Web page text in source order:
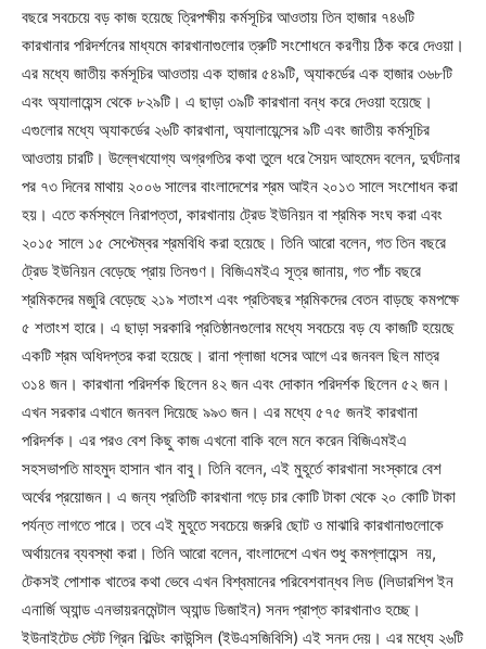
বছরে সবচেয়ে বড় কাজ হয়েছে ত্রিপক্ষীয় কর্মসূচির আওতায় তিন হাজার ৭৪৬টি
কারখানার পরিদর্শনের মাধ্যমে কারখানাগুলোর ত্রুটি সংশোধনে করণীয় ঠিক করে দেওয়া।
এর মধ্যে জাতীয় কর্মসূচির আওতায় এক হাজার ৫৪৯টি, অ্যাকর্ডের এক হাজার ৩৬৮টি
এবং অ্যালায়েন্স থেকে ৮২৯টি। এ ছাড়া ৩৯টি কারখানা বন্ধ করে দেওয়া হয়েছে।
এগুলোর মধ্যে অ্যাকর্ডের ২৬টি কারখানা, অ্যালায়েন্সের ৯টি এবং জাতীয় কর্মসূচির
আওতায় চারটি। উল্লেখযোগ্য অগ্রগতির কথা তুলে ধরে সৈয়দ আহমেদ বলেন, দুর্ঘটনার
পর ৭৩ দিনের মাথায় ২০০৬ সালের বাংলাদেশের শ্রম আইন ২০১৩ সালে সংশোধন করা
হয়। এতে কর্মস্থলে নিরাপত্তা, কারখানায় ট্রেড ইউনিয়ন বা শ্রমিক সংঘ করা এবং
২০১৫ সালে ১৫ সেপ্টেম্বর শ্রমবিধি করা হয়েছে। তিনি আরো বলেন, গত তিন বছরে
ট্রেড ইউনিয়ন বেড়েছে প্রায় তিনগুণ। বিজিএমইএ সূত্র জানায়, গত পাঁচ বছরে
শ্রমিকদের মজুরি বেড়েছে ২১৯ শতাংশ এবং প্রতিবছর শ্রমিকদের বেতন বাড়ছে কমপক্ষে
৫ শতাংশ হারে। এ ছাড়া সরকারি প্রতিষ্ঠানগুলোর মধ্যে সবচেয়ে বড় যে কাজটি হয়েছে
একটি শ্রম অধিদপ্তর করা হয়েছে। রানা প্লাজা ধসের আগে এর জনবল ছিল মাত্র
৩১৪ জন। কারখানা পরিদর্শক ছিলেন ৪২ জন এবং দোকান পরিদর্শক ছিলেন ৫২ জন।
এখন সরকার এখানে জনবল দিয়েছে ৯৯৩ জন। এর মধ্যে ৫৭৫ জনই কারখানা
পরিদর্শক। এর পরও বেশ কিছু কাজ এখনো বাকি বলে মনে করেন বিজিএমইএ
সহসভাপতি মাহমুদ হাসান খান বাবু। তিনি বলেন, এই মুহূর্তে কারখানা সংস্কারে বেশ
অর্থের প্রয়োজন। এ জন্য প্রতিটি কারখানা গড়ে চার কোটি টাকা থেকে ২০ কোটি টাকা
পর্যন্ত লাগতে পারে। তবে এই মুহূতে সবচেয়ে জরুরি ছোট ও মাঝারি কারখানাগুলোকে
অর্থায়নের ব্যবস্থা করা। তিনি আরো বলেন, বাংলাদেশে এখন শুধু কমপ্লায়েন্স নয়,
টেকসই পোশাক খাতের কথা ভেবে এখন বিশ্বমানের পরিবেশবান্ধব লিড (লিডারশিপ ইন
এনার্জি অ্যান্ড এনভায়রনমেন্টাল অ্যান্ড ডিজাইন) সনদ প্রাপ্ত কারখানাও হচ্ছে।
ইউনাইটেড স্টেট গ্রিন বিল্ডিং কাউন্সিল (ইউএসজিবিসি) এই সনদ দেয়। এর মধ্যে ২৬টি